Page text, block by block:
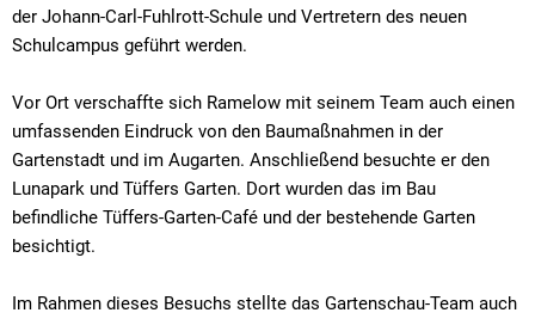
der Johann-Carl-Fuhlrott-Schule und Vertretern des neuen
Schulcampus geführt werden.
Vor Ort verschaffte sich Ramelow mit seinem Team auch einen
umfassenden Eindruck von den Baumaßnahmen in der
Gartenstadt und im Augarten. Anschließend besuchte er den
Lunapark und Tüffers Garten. Dort wurden das im Bau
befindliche Tüffers-Garten-Café und der bestehende Garten
besichtigt.
Im Rahmen dieses Besuchs stellte das Gartenschau-Team auch